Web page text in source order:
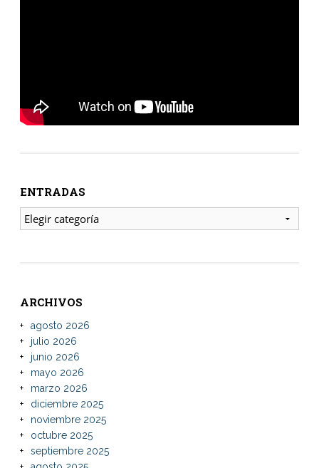
ENTRADAS
ENTRADAS
ARCHIVOS
agosto 2026
julio 2026
junio 2026
mayo 2026
marzo 2026
diciembre 2025
noviembre 2025
octubre 2025
septiembre 2025